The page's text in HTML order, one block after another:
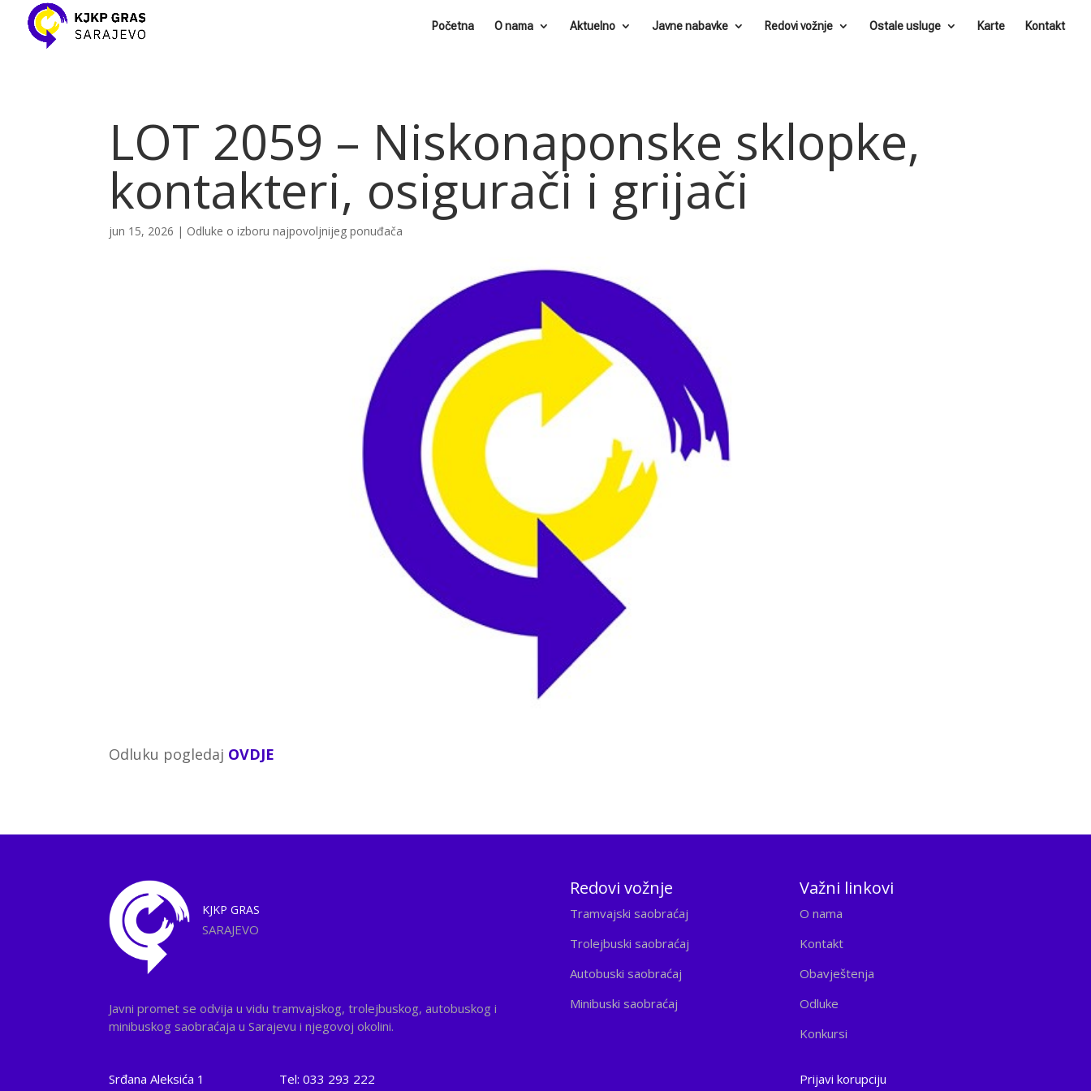
Početna O nama Aktuelno Javne nabavke Redovi vožnje Ostale usluge Karte Kontakt
LOT 2059 – Niskonaponske sklopke,
kontakteri, osigurači i grijači
jun 15, 2026 | Odluke o izboru najpovoljnijeg ponuđača
Odluku pogledaj OVDJE
KJKP GRAS
SARAJEVO
Javni promet se odvija u vidu tramvajskog, trolejbuskog, autobuskog i
minibuskog saobraćaja u Sarajevu i njegovoj okolini.
Redovi vožnje
Tramvajski saobraćaj
Trolejbuski saobraćaj
Autobuski saobraćaj
Minibuski saobraćaj
Važni linkovi
O nama
Kontakt
Obavještenja
Odluke
Konkursi
Srđana Aleksića 1 Tel: 033 293 222 Prijavi korupciju